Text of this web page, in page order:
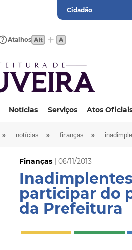
Cidadão
Atalhos
Notícias Serviços Atos Oficiais
» notícias » finanças »
Finanças | 08/11/2013
participar do
da Prefeitura